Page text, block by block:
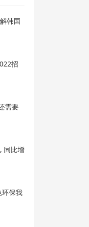
韩国
招
需要
同比增
环保我